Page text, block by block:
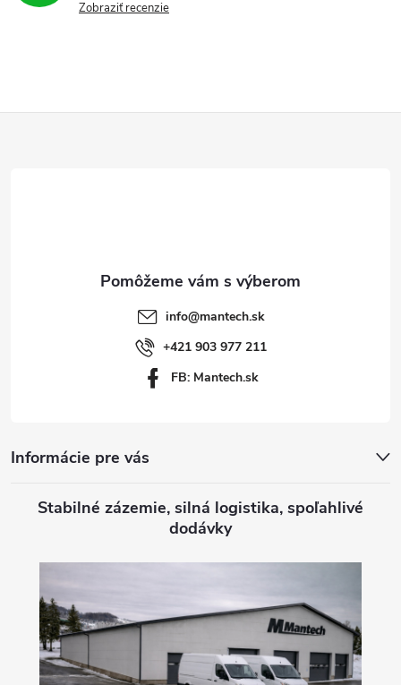
Zobraziť recenzie
info@mantech.sk
+421 903 977 211
FB: Mantech.sk
Informácie pre vás
Stabilné zázemie, silná logistika, spoľahlivé
dodávky